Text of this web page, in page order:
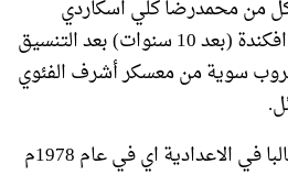
4/2011 تمكن كل من محمدرضا كلي اسكاردي
(وبعد 23 سنة) وغفار بال افكندة (بعد 10 سنوات) بعد التنسيق
سوية من معسكر أشرف الفئوي
محمدرضا ومنذ ان كان طالبا في الاعدادية اي في عام 1978م